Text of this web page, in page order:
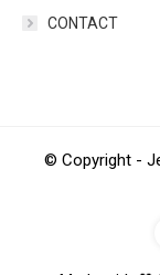
CONTACT
© Copyright -